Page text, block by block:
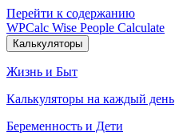
Перейти к содержанию
WPCalc Wise People Calculate
Калькуляторы
Жизнь и Быт
Калькуляторы на каждый день
Беременность и Дети